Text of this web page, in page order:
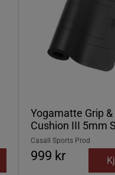
Yogamatte Grip &
Cushion III 5mm
Casall Sports Prod
999 kr